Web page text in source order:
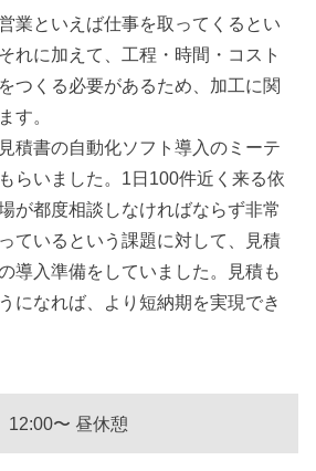
業といえば仕事を取ってくるとい
れに加えて、工程・時間・コスト
つくる必要があるため、加工に関
す。
積書の自動化ソフト導入のミーテ
らいました。1日100件近く来る依
が都度相談しなければならず非常
ているという課題に対して、見積
導入準備をしていました。見積も
になれば、より短納期を実現でき
12:00〜 昼休憩